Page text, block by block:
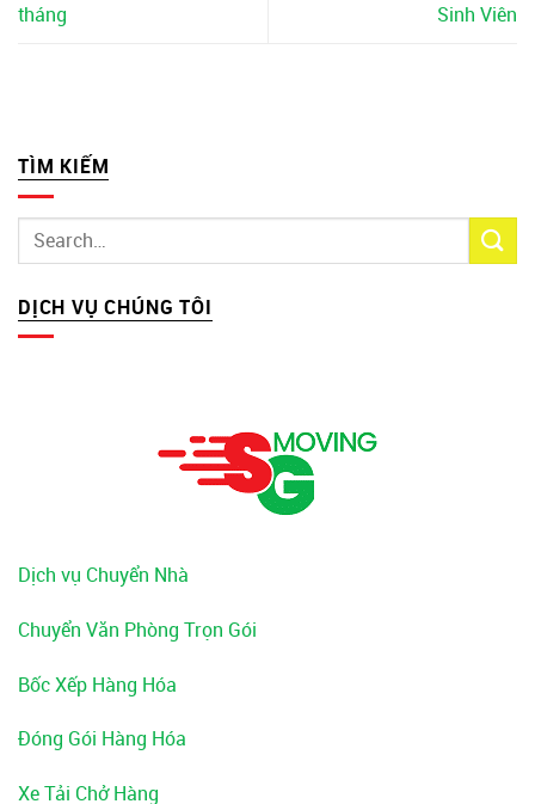
tháng
Sinh Viên
TÌM KIẾM
DỊCH VỤ CHÚNG TÔI
Dịch vụ Chuyển Nhà
Chuyển Văn Phòng Trọn Gói
Bốc Xếp Hàng Hóa
Đóng Gói Hàng Hóa
Xe Tải Chở Hàng